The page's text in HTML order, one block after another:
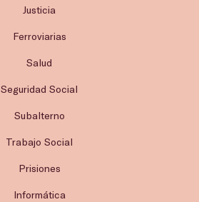
Justicia
Ferroviarias
Salud
Seguridad Social
Subalterno
Trabajo Social
Prisiones
Informática